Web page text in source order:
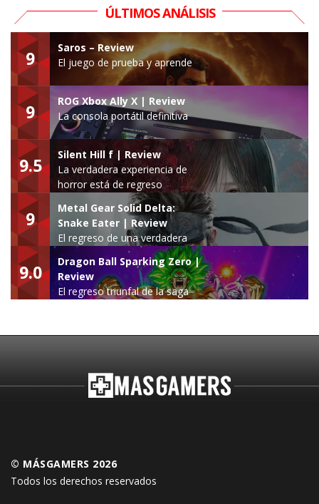
ÚLTIMOS ANÁLISIS
9
Saros – Review
El juego de prueba y aprende
9
ROG Xbox Ally X | Review
La consola portátil definitiva
9.5
Silent Hill f | Review
La verdadera experiencia de
horror está de regreso
9
Metal Gear Solid Delta:
Snake Eater | Review
El regreso de una verdadera
leyenda
9.0
Dragon Ball Sparking Zero |
Review
El regreso triunfal de la saga
© MÁSGAMERS 2026
Todos los derechos reservados